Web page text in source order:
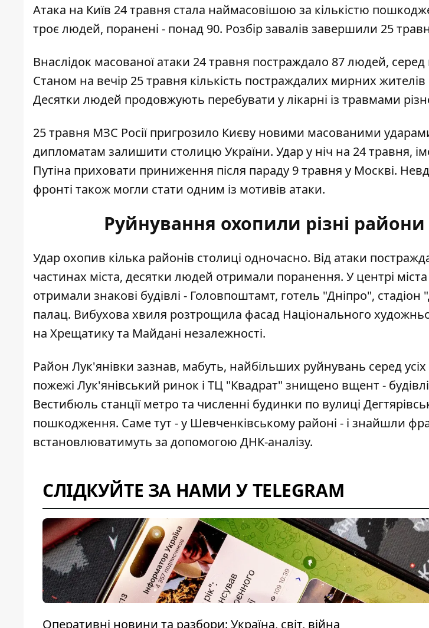
Атака на Київ 24 травня стала наймасовішою за кількістю
троє людей, поранені - понад 90. Розбір завалів завершили 25
Внаслідок масованої атаки 24 травня постраждало 87 людей, серед
Станом на вечір 25 травня кількість постраждалих мирних
Десятки людей продовжують перебувати у лікарні із травмами
25 травня МЗС Росії пригрозило Києву новими масованими
дипломатам залишити столицю України. Удар у ніч на 24 травня,
Путіна приховати приниження після параду 9 травня у Москві.
фронті також могли стати одним із мотивів атаки.
Руйнування охопили різні райони
Удар охопив кілька районів столиці одночасно. Від атаки
частинах міста, десятки людей отримали поранення. У центрі міста
отримали знакові будівлі - Головпоштамт, готель "Дніпро",
палац. Вибухова хвиля розтрощила фасад Національного
на Хрещатику та Майдані незалежності.
Район Лук'янівки зазнав, мабуть, найбільших руйнувань серед усіх
пожежі Лук'янівський ринок і ТЦ "Квадрат" знищено вщент -
Вестибюль станції метро та численні будинки по вулиці
пошкодження. Саме тут - у Шевченківському районі - і знайшли
встановлюватимуть за допомогою ДНК-аналізу.
СЛІДКУЙТЕ ЗА НАМИ У TELEGRAM
Оперативні новини та разбори: Україна, світ, війна